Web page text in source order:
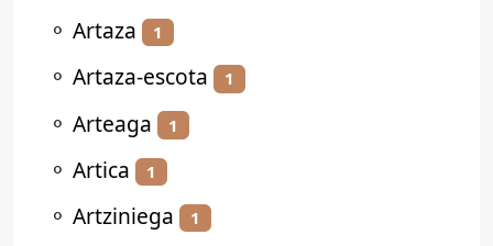
⚬ Artaza 1
⚬ Artaza-escota 1
⚬ Arteaga 1
⚬ Artica 1
⚬ Artziniega 1